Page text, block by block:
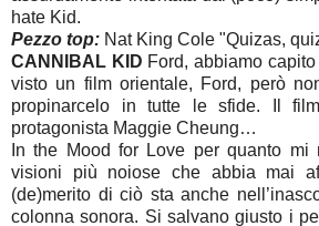
hate Kid.
Pezzo top: Nat King Cole "Quizas,
CANNIBAL KID Ford, abbiamo
visto un film orientale, Ford, però
propinarcelo in tutte le sfide. Il
protagonista Maggie Cheung…
In the Mood for Love per quanto
visioni più noiose che abbia mai
(de)merito di ciò sta anche
colonna sonora. Si salvano giusto i